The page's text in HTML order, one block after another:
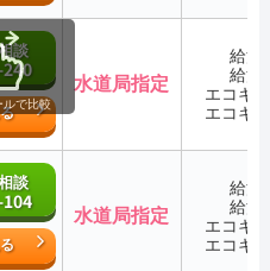
談
水道局指定
給湯
給湯
エコキ
エコキ
談
水道局指定
給湯
給湯
エコキ
エコキ
ルで比較